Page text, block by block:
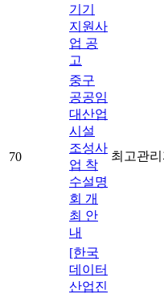
기기
지원사
업 공
고
70
중구
공공임
대산업
시설
조성사
업 착
수설명
회 개
최 안
내
최고관
[한국
데이터
산업진